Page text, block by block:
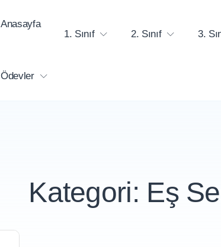
Anasayfa
1. Sınıf
2. Sınıf 3.
Ödevler
Kategori: Eş